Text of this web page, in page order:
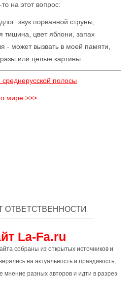
на этот вопрос:
звук порванной струны,
тишина, цвет яблони, запах
- может вызвать в моей памяти,
или целые картины.
полосы
мире >>>
ОТВЕТСТВЕННОСТИ
La-Fa.ru
собраны из открытых источников и
на актуальность и правдивость,
мнение разных авторов и идти в разрез